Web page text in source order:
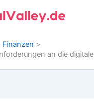
Finanzen
an die digitale